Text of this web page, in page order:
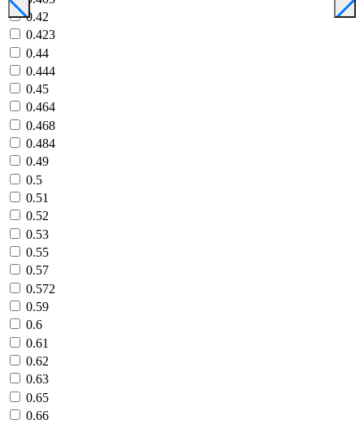
0.42
0.423
0.44
0.444
0.45
0.464
0.468
0.484
0.49
0.5
0.51
0.52
0.53
0.55
0.57
0.572
0.59
0.6
0.61
0.62
0.63
0.65
0.66